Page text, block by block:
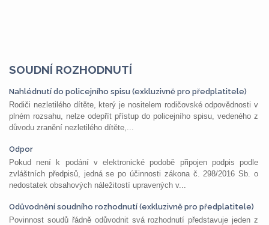
SOUDNÍ ROZHODNUTÍ
Nahlédnutí do policejního spisu (exkluzivně pro předplatitele)
Rodiči nezletilého dítěte, který je nositelem rodičovské odpovědnosti v
plném rozsahu, nelze odepřít přístup do policejního spisu, vedeného z
důvodu zranění nezletilého dítěte,...
Odpor
Pokud není k podání v elektronické podobě připojen podpis podle
zvláštních předpisů, jedná se po účinnosti zákona č. 298/2016 Sb. o
nedostatek obsahových náležitostí upravených v...
Odůvodnění soudního rozhodnutí (exkluzivně pro předplatitele)
Povinnost soudů řádně odůvodnit svá rozhodnutí představuje jeden z